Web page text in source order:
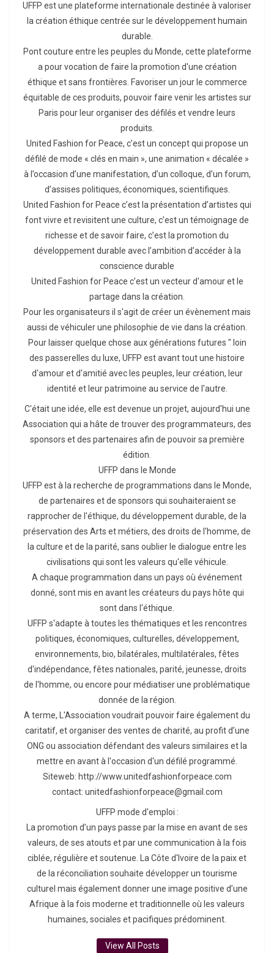
UFFP est une plateforme internationale destinée à valoriser
la création éthique centrée sur le développement humain
durable.
Pont couture entre les peuples du Monde, cette plateforme
a pour vocation de faire la promotion d'une création
éthique et sans frontières. Favoriser un jour le commerce
équitable de ces produits, pouvoir faire venir les artistes sur
Paris pour leur organiser des défilés et vendre leurs
produits.
United Fashion for Peace, c’est un concept qui propose un
défilé de mode « clés en main », une animation « décalée »
à l’occasion d’une manifestation, d’un colloque, d’un forum,
d’assises politiques, économiques, scientifiques.
United Fashion for Peace c’est la présentation d’artistes qui
font vivre et revisitent une culture, c’est un témoignage de
richesse et de savoir faire, c’est la promotion du
développement durable avec l’ambition d’accéder à la
conscience durable
United Fashion for Peace c’est un vecteur d'amour et le
partage dans la création.
Pour les organisateurs il s'agit de créer un évènement mais
aussi de véhiculer une philosophie de vie dans la création.
Pour laisser quelque chose aux générations futures " loin
des passerelles du luxe, UFFP est avant tout une histoire
d'amour et d'amitié avec les peuples, leur création, leur
identité et leur patrimoine au service de l'autre.
C'était une idée, elle est devenue un projet, aujourd'hui une
Association qui a hâte de trouver des programmateurs, des
sponsors et des partenaires afin de pouvoir sa première
édition.
UFFP dans le Monde
UFFP est à la recherche de programmations dans le Monde,
de partenaires et de sponsors qui souhaiteraient se
rapprocher de l'éthique, du développement durable, de la
préservation des Arts et métiers, des droits de l'homme, de
la culture et de la parité, sans oublier le dialogue entre les
civilisations qui sont les valeurs qu'elle véhicule.
A chaque programmation dans un pays où événement
donné, sont mis en avant les créateurs du pays hôte qui
sont dans l'éthique.
UFFP s'adapte à toutes les thématiques et les rencontres
politiques, économiques, culturelles, développement,
environnements, bio, bilatérales, multilatérales, fêtes
d'indépendance, fêtes nationales, parité, jeunesse, droits
de l'homme, ou encore pour médiatiser une problématique
donnée de la région.
A terme, L'Association voudrait pouvoir faire également du
caritatif, et organiser des ventes de charité, au profit d’une
ONG ou association défendant des valeurs similaires et la
mettre en avant à l'occasion d'un défilé programmé.
Siteweb: http://www.unitedfashionforpeace.com
contact: unitedfashionforpeace@gmail.com
UFFP mode d'emploi :
La promotion d’un pays passe par la mise en avant de ses
valeurs, de ses atouts et par une communication à la fois
ciblée, régulière et soutenue. La Côte d'Ivoire de la paix et
de la réconciliation souhaite développer un tourisme
culturel mais également donner une image positive d’une
Afrique à la fois moderne et traditionnelle où les valeurs
humaines, sociales et pacifiques prédominent.
View All Posts